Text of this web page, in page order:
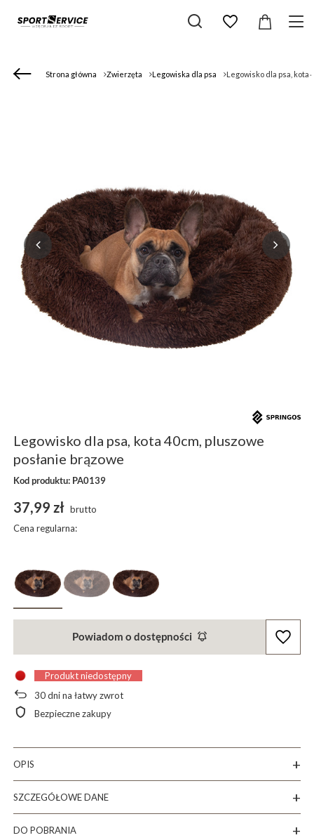
Strona główna Zwierzęta Legowiska dla psa Legowisko dla psa, kota
Legowisko dla psa, kota 40cm, pluszowe
posłanie brązowe
Kod produktu: PA0139
37,99 zł brutto
Cena regularna:
Powiadom o dostępności
Produkt niedostępny
30dni na łatwy zwrot
Bezpieczne zakupy
OPIS
SZCZEGÓŁOWE DANE
DO POBRANIA